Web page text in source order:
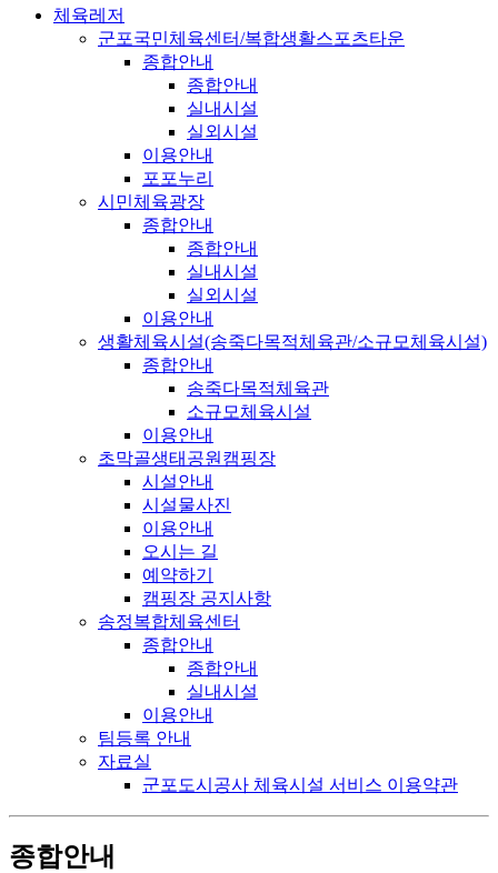
체육레저
군포국민체육센터/복합생활스포츠타운
종합안내
종합안내
실내시설
실외시설
이용안내
포포누리
시민체육광장
종합안내
종합안내
실내시설
실외시설
이용안내
생활체육시설(송죽다목적체육관/소규모체육시설)
종합안내
송죽다목적체육관
소규모체육시설
이용안내
초막골생태공원캠핑장
시설안내
시설물사진
이용안내
오시는 길
예약하기
캠핑장 공지사항
송정복합체육센터
종합안내
종합안내
실내시설
이용안내
팀등록 안내
자료실
군포도시공사 체육시설 서비스 이용약관
종합안내